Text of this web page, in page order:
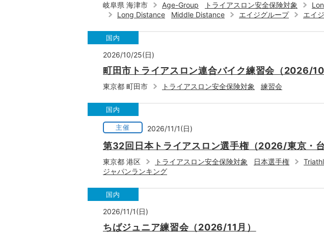
岐阜県 海津市 Age-Group トライアスロン安全保険対象
Long Distance
Middle Distance エイジグループ エイ
国内
2026/10/25(日)
町田市トライアスロン連合バイク練習会（2026/10
東京都 町田市 トライアスロン安全保険対象 練習会
国内
主催 2026/11/1(日)
第32回日本トライアスロン選手権（2026/東京・台
東京都 港区 トライアスロン安全保険対象 日本選手権
ジャパンランキング
国内
2026/11/1(日)
ちばジュニア練習会（2026/11月）